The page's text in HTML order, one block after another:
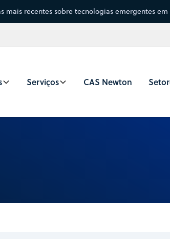
mais recentes sobre tecnologias emergentes
Serviços CAS Newton